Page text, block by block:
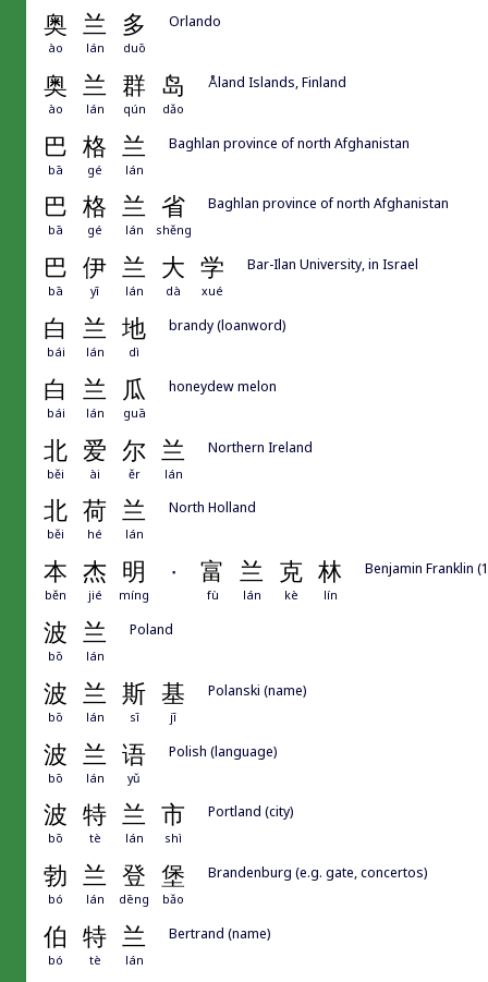
奥 兰 多
ào lán duō
Orlando
奥 兰 群 岛
ào lán qún dǎo
Åland Islands, Finland
巴 格 兰
bā gé lán
Baghlan province of north Afghanistan
巴 格 兰 省
bā gé lán shěng
Baghlan province of north Afghanistan
巴 伊 兰 大 学
bā yī lán dà xué
Bar-Ilan University, in Israel
白 兰 地
bái lán dì
brandy (loanword)
白 兰 瓜
bái lán guā
honeydew melon
北 爱 尔 兰
běi ài ěr lán
Northern Ireland
北 荷 兰
běi hé lán
North Holland
本 杰 明 · 富 兰 克 林
běn jié míng fù lán kè lín
Benjamin Franklin
波 兰
bō lán
Poland
波 兰 斯 基
bō lán sī jī
Polanski (name)
波 兰 语
bō lán yǔ
Polish (language)
波 特 兰 市
bō tè lán shì
Portland (city)
勃 兰 登 堡
bó lán dēng bǎo
Brandenburg (e.g. gate, concertos)
伯 特 兰
bó tè lán
Bertrand (name)